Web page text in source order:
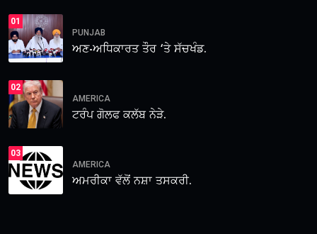
01
PUNJAB
ਅਣ-ਅਧਿਕਾਰਤ ਤੌਰ ‘ਤੇ ਸੱਚਖੰਡ.
02
AMERICA
ਟਰੰਪ ਗੋਲਫ ਕਲੱਬ ਨੇੜੇ.
03
AMERICA
ਅਮਰੀਕਾ ਵੱਲੋਂ ਨਸ਼ਾ ਤਸਕਰੀ.